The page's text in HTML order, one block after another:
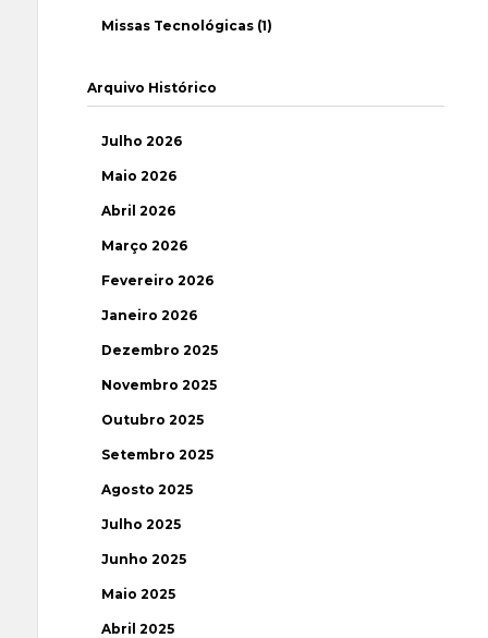
Missas Tecnológicas (1)
Arquivo Histórico
Julho 2026
Maio 2026
Abril 2026
Março 2026
Fevereiro 2026
Janeiro 2026
Dezembro 2025
Novembro 2025
Outubro 2025
Setembro 2025
Agosto 2025
Julho 2025
Junho 2025
Maio 2025
Abril 2025